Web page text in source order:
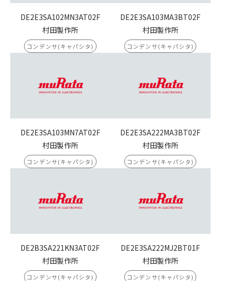
DE2E3SA102MN3AT02F
村田製作所
コンデンサ(キャパシタ)
DE2E3SA103MA3BT02F
村田製作所
コンデンサ(キャパシタ)
DE2E3SA103MN7AT02F
村田製作所
コンデンサ(キャパシタ)
DE2E3SA222MA3BT02F
村田製作所
コンデンサ(キャパシタ)
DE2B3SA221KN3AT02F
村田製作所
コンデンサ(キャパシタ)
DE2E3SA222MJ2BT01F
村田製作所
コンデンサ(キャパシタ)